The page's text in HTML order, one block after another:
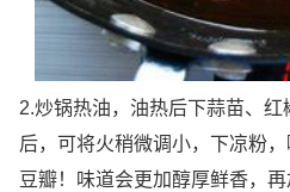
2.炒锅热油，油热后下蒜苗、
后，可将火稍微调小，下凉粉
豆瓣！味道会更加醇厚鲜香，